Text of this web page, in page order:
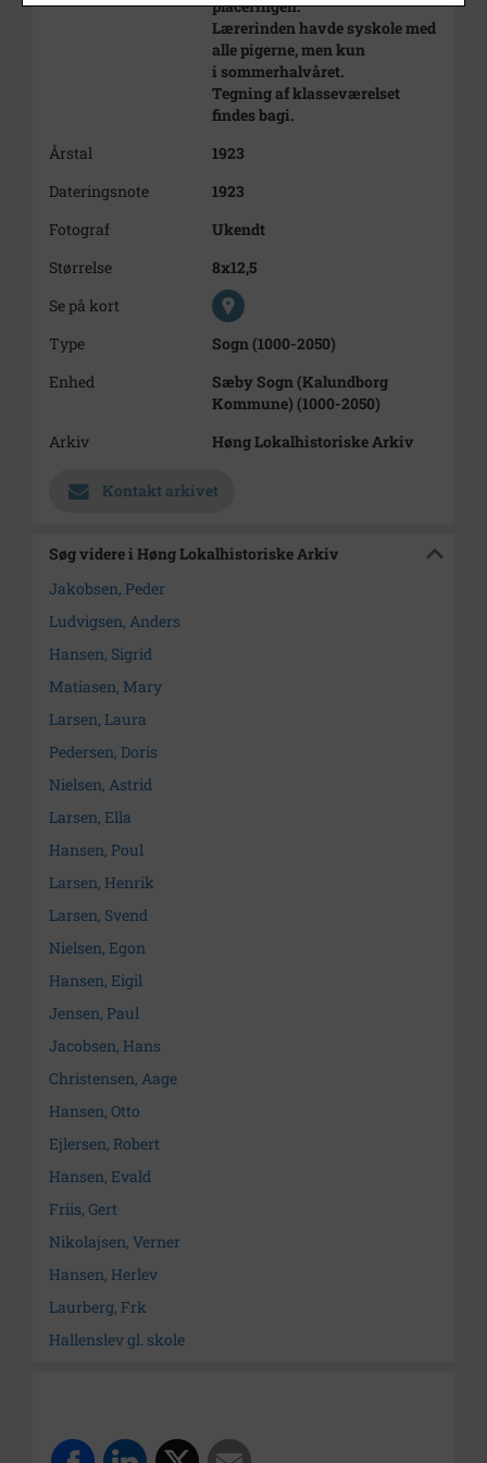
placeringen.
Lærerinden havde syskole med
alle pigerne, men kun
i sommerhalvåret.
Tegning af klasseværelset
findes bagi.
Årstal
1923
Dateringsnote
1923
Fotograf
Ukendt
Størrelse
8x12,5
Se på kort
Type
Sogn (1000-2050)
Enhed
Sæby Sogn (Kalundborg
Kommune) (1000-2050)
Arkiv
Høng Lokalhistoriske Arkiv
Kontakt arkivet
Søg videre i Høng Lokalhistoriske Arkiv
Jakobsen, Peder
Ludvigsen, Anders
Hansen, Sigrid
Matiasen, Mary
Larsen, Laura
Pedersen, Doris
Nielsen, Astrid
Larsen, Ella
Hansen, Poul
Larsen, Henrik
Larsen, Svend
Nielsen, Egon
Hansen, Eigil
Jensen, Paul
Jacobsen, Hans
Christensen, Aage
Hansen, Otto
Ejlersen, Robert
Hansen, Evald
Friis, Gert
Nikolajsen, Verner
Hansen, Herlev
Laurberg, Frk
Hallenslev gl. skole